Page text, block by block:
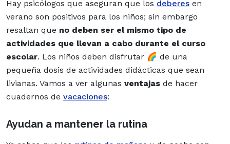
Hay psicólogos que aseguran que los deberes en
verano son positivos para los niños; sin embargo
resaltan que no deben ser el mismo tipo de
actividades que llevan a cabo durante el curso
escolar. Los niños deben disfrutar 🌈 de una
pequeña dosis de actividades didácticas que sean
livianas. Vamos a ver algunas ventajas de hacer
cuadernos de vacaciones:
Ayudan a mantener la rutina